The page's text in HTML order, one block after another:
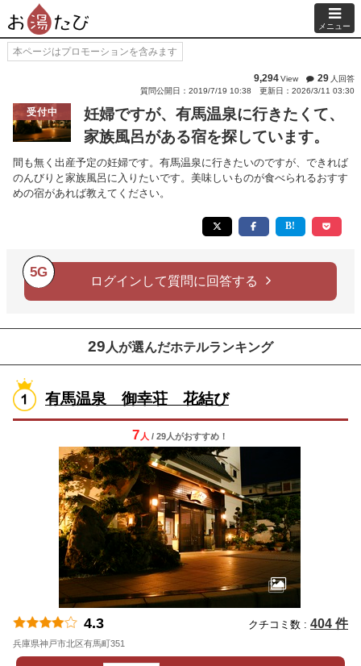
メニュー
本ページはプロモーションを含みます
9,294View 29 人回答
質問公開日：2019/7/19 10:38
更新日：2026/3/11 03:30
受付中
妊婦ですが、有馬温泉に行きたくて、
家族風呂がある宿を探しています。
間も無く出産予定の妊婦です。有馬温泉に行きたいのですが、できれば
のんびりと家族風呂に入りたいです。美味しいものが食べられるおすす
めの宿があれば教えてください。
5G
ログインして質問に回答する
29 人が選んだホテルランキング
有馬温泉 御幸荘 花結び
7 人 / 29人がおすすめ！
4.3 クチコミ数 : 404 件
兵庫県神戸市北区有馬町351